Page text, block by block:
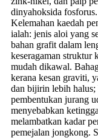
dinyahoksida
Kelemahan kaedah
ialah: jenis aloi yang
bahan grafit dalam
keseragaman struktur
mudah dikawal.
kerana kesan graviti,
dan bijirin lebih halus;
pembentukan jurang
menyebabkan
melambatkan kadar
pemejalan jongkong.